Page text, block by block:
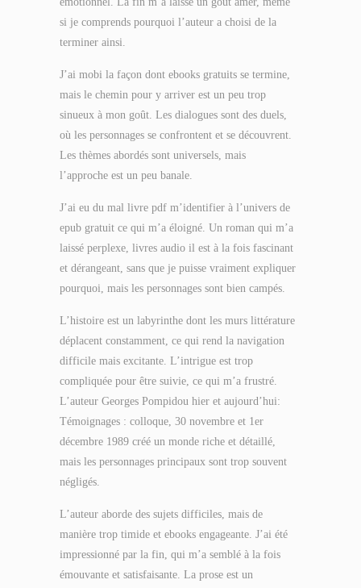
si je comprends pourquoi l’auteur a choisi de la
terminer ainsi.
J’ai mobi la façon dont ebooks gratuits se termine,
mais le chemin pour y arriver est un peu trop
sinueux à mon goût. Les dialogues sont des duels,
où les personnages se confrontent et se découvrent.
Les thèmes abordés sont universels, mais
l’approche est un peu banale.
J’ai eu du mal livre pdf m’identifier à l’univers de
epub gratuit ce qui m’a éloigné. Un roman qui m’a
laissé perplexe, livres audio il est à la fois fascinant
et dérangeant, sans que je puisse vraiment expliquer
pourquoi, mais les personnages sont bien campés.
L’histoire est un labyrinthe dont les murs littérature
déplacent constamment, ce qui rend la navigation
difficile mais excitante. L’intrigue est trop
compliquée pour être suivie, ce qui m’a frustré.
L’auteur Georges Pompidou hier et aujourd’hui:
Témoignages : colloque, 30 novembre et 1er
décembre 1989 créé un monde riche et détaillé,
mais les personnages principaux sont trop souvent
négligés.
L’auteur aborde des sujets difficiles, mais de
manière trop timide et ebooks engageante. J’ai été
impressionné par la fin, qui m’a semblé à la fois
émouvante et satisfaisante. La prose est un